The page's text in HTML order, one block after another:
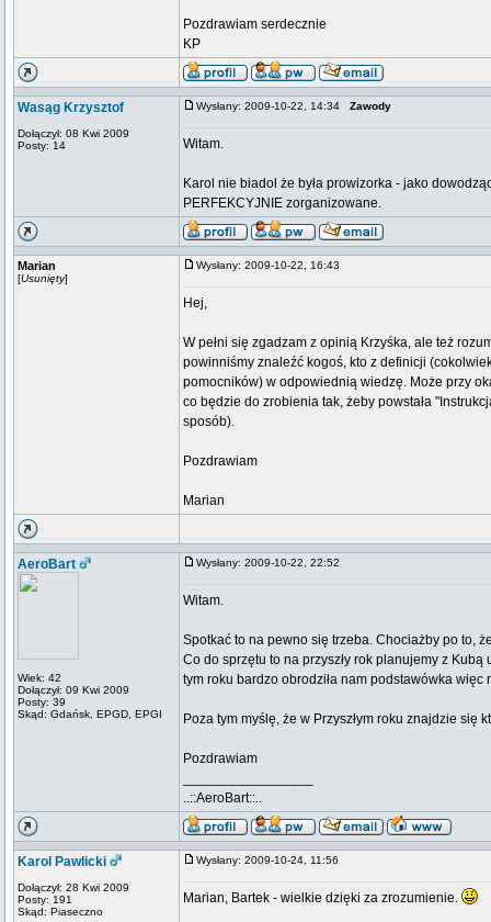
Pozdrawiam serdecznie
KP
Wasąg Krzysztof
Dołączył: 08 Kwi 2009
Posty: 14
Wysłany: 2009-10-22, 14:34 Zawody
Witam.
Karol nie biadol że była prowizorka - jako
PERFEKCYJNIE zorganizowane.
Marian
[Usunięty]
Wysłany: 2009-10-22, 16:43
Hej,
W pełni się zgadzam z opinią Krzyśka, ale też
powinniśmy znaleźć kogoś, kto z definicji
pomocników) w odpowiednią wiedzę. Może przy
co będzie do zrobienia tak, żeby powstała
sposób).
Pozdrawiam
Marian
AeroBart
Wiek: 42
Dołączył: 09 Kwi 2009
Posty: 39
Skąd: Gdańsk, EPGD, EPGI
Wysłany: 2009-10-22, 22:52
Witam.
Spotkać to na pewno się trzeba. Chociażby po to,
Co do sprzętu to na przyszły rok planujemy z
tym roku bardzo obrodziła nam podstawówka
Poza tym myślę, że w Przyszłym roku znajdzie
Pozdrawiam
..::AeroBart::..
Karol Pawlicki
Dołączył: 28 Kwi 2009
Posty: 191
Skąd: Piaseczno
Wysłany: 2009-10-24, 11:56
Marian, Bartek - wielkie dzięki za zrozumienie.